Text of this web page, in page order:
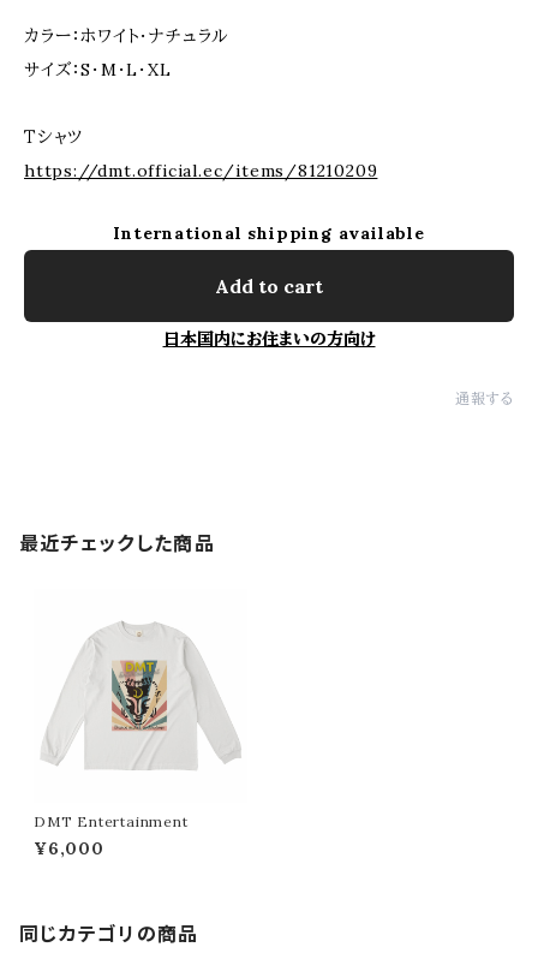
カラー：ホワイト・ナチュラル
サイズ：S・M・L・XL
Ｔシャツ
https://dmt.official.ec/items/81210209
International shipping available
Add to cart
日本国内にお住まいの方向け
通報する
最近チェックした商品
DMT Entertainment
¥6,000
同じカテゴリの商品